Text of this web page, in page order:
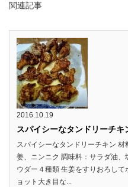
関連記事
2016.10.19
スパイシーなタンドリーチキ
スパイシーなタンドリーチキン
姜、ニンニク 調味料：サラダ油
ウダー４種類 生姜をすりおろし
ョット大き目な...